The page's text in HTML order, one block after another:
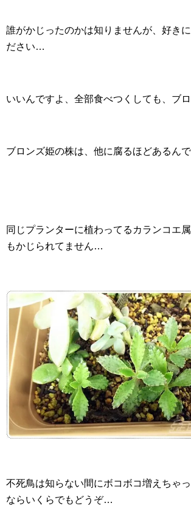
誰がかじったのかは知りませんが、好き
ださい…
いいんですよ、全部食べつくしても、ブ
ブロンズ姫の株は、他に腐るほどあるん
同じプランターに植わってるカランコエ
もかじられてません…
不死鳥は知らない間にボコボコ増えちゃ
ならいくらでもどうぞ…